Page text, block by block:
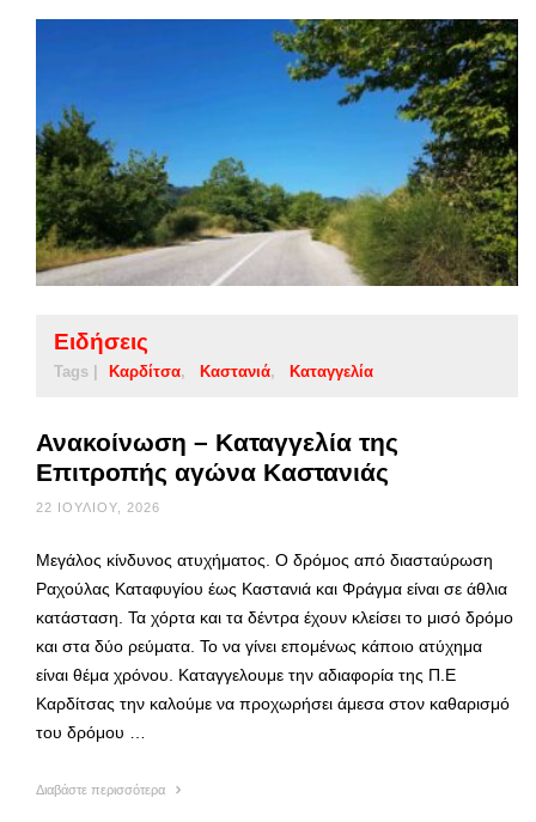
Ειδήσεις
Tags | Καρδίτσα Καστανιά Καταγγελία
Ανακοίνωση – Καταγγελία της
Επιτροπής αγώνα Καστανιάς
22 ΙΟΥΛΊΟΥ, 2026
Μεγάλος κίνδυνος ατυχήματος. Ο δρόμος από διασταύρωση
Ραχούλας Καταφυγίου έως Καστανιά και Φράγμα είναι σε άθλια
κατάσταση. Τα χόρτα και τα δέντρα έχουν κλείσει το μισό δρόμο
και στα δύο ρεύματα. Το να γίνει επομένως κάποιο ατύχημα
είναι θέμα χρόνου. Καταγγελουμε την αδιαφορία της Π.Ε
Καρδίτσας την καλούμε να προχωρήσει άμεσα στον καθαρισμό
του δρόμου …
Διαβάστε περισσότερα